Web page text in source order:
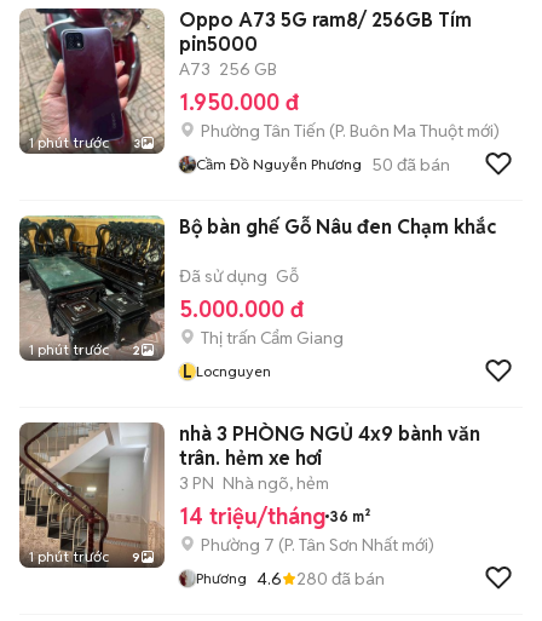
1 phút trước 3
Oppo A73 5G ram8/ 256GB Tím
pin5000
A73 256 GB
1.950.000 đ
Phường Tân Tiến (P. Buôn Ma Thuột mới)
Cầm Đồ Nguyễn Phương 50 đã bán
1 phút trước 2
Bộ bàn ghế Gỗ Nâu đen Chạm khắc
Đã sử dụng Gỗ
5.000.000 đ
Thị trấn Cẩm Giang
L Locnguyen
1 phút trước 9
nhà 3 PHÒNG NGỦ 4x9 bành văn
trân. hẻm xe hơi
3 PN Nhà ngõ, hẻm
14 triệu/tháng 36 m²
Phường 7 (P. Tân Sơn Nhất mới)
Phương 4.6 280 đã bán